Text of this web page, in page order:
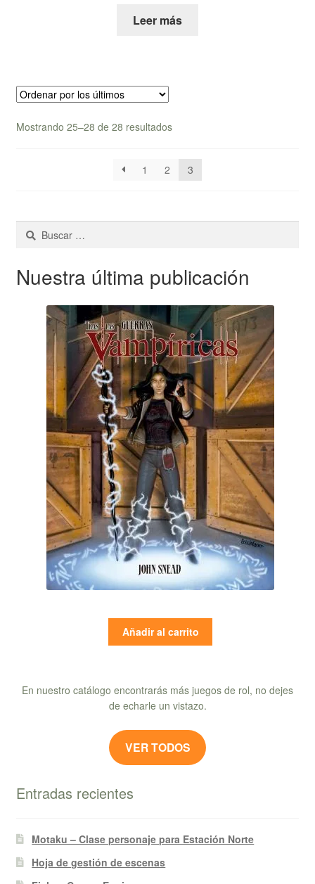
Leer más
Mostrando 25–28 de 28 resultadosOrdenado
los
últimos
1 2 3
Buscar:
Nuestra última publicación
Añadir al carrito
En nuestro catálogo encontrarás más juegos de rol, no dejes
de echarle un vistazo.
VER TODOS
Entradas recientes
Motaku – Clase personaje para Estación Norte
Hoja de gestión de escenas